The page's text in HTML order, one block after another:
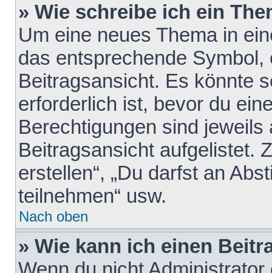
» Wie schreibe ich ein
Um eine neues Thema in
das entsprechende
Beitragsansicht. Es könnte
erforderlich ist, bevor du
Berechtigungen sind
Beitragsansicht aufgelistet.
erstellen“, „Du darfst an
teilnehmen“ usw.
Nach oben
» Wie kann ich einen